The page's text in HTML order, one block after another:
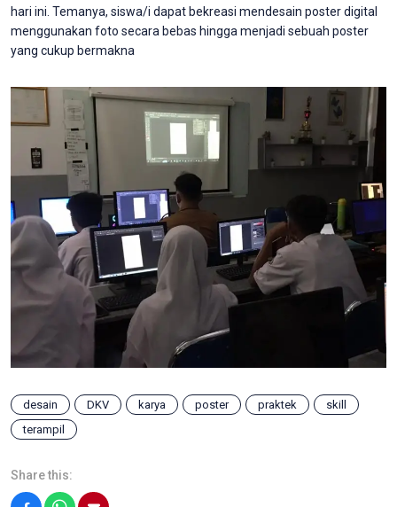
hari ini. Temanya, siswa/i dapat bekreasi mendesain poster digital
menggunakan foto secara bebas hingga menjadi sebuah poster
yang cukup bermakna
desain DKV karya poster praktek
skill
terampil
Share this: